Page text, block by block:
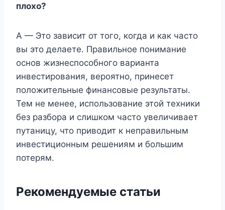
плохо?
A — Это зависит от того, когда и как часто
вы это делаете. Правильное понимание
основ жизнеспособного варианта
инвестирования, вероятно, принесет
положительные финансовые результаты.
Тем не менее, использование этой техники
без разбора и слишком часто увеличивает
путаницу, что приводит к неправильным
инвестиционным решениям и большим
потерям.
Рекомендуемые статьи